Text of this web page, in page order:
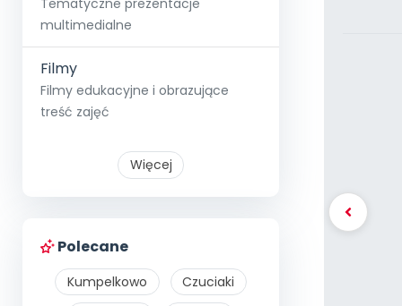
Tematyczne prezentacje
multimedialne
Filmy
Filmy edukacyjne i obrazujące
treść zajęć
Więcej
Polecane
Kumpelkowo
Czuciaki